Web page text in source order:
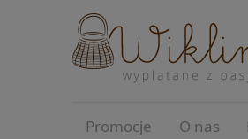
Promocje O nas